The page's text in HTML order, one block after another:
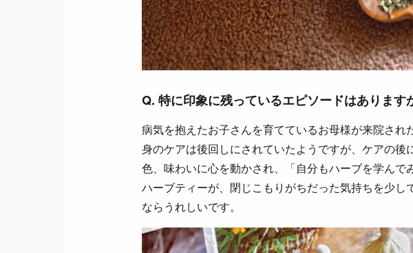
Q. 特に印象に残っているエピソードはあります
病気を抱えたお子さんを育てているお母様が来院され
身のケアは後回しにされていたようですが、ケアの後
色、味わいに心を動かされ、「自分もハーブを学んで
ハーブティーが、閉じこもりがちだった気持ちを少し
ならうれしいです。